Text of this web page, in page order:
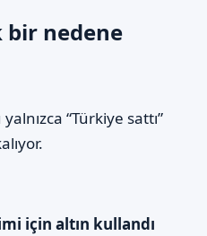
bir nedene
“Türkiye sattı”
için altın kullandı